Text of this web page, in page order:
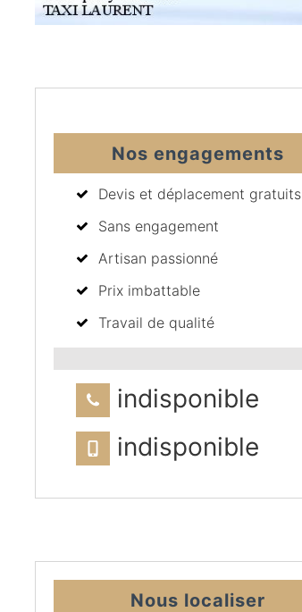
Nos engagements
Devis et déplacement gratuits
Sans engagement
Artisan passionné
Prix imbattable
Travail de qualité
indisponible
indisponible
Nous localiser